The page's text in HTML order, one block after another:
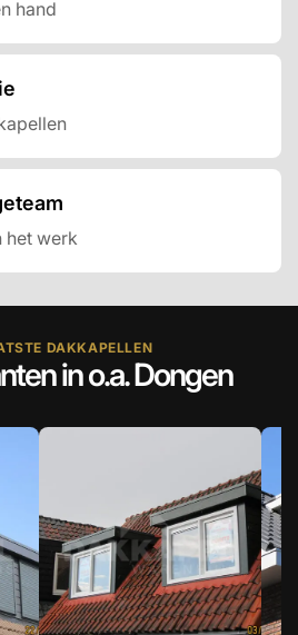
hand
het werk
DAKKAPELLEN
in o.a. Dongen